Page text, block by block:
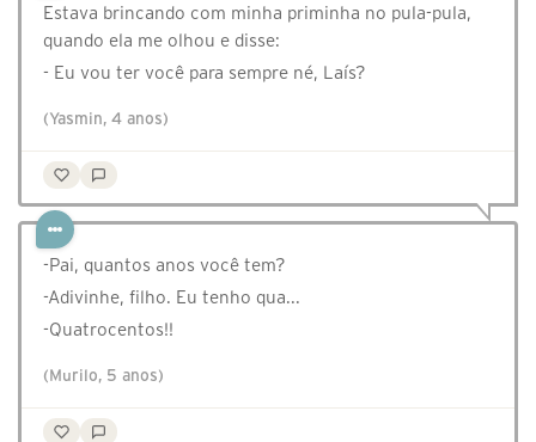
Estava brincando com minha priminha no pula-pula,
quando ela me olhou e disse:
- Eu vou ter você para sempre né, Laís?
(Yasmin, 4 anos)
-Pai, quantos anos você tem?
-Adivinhe, filho. Eu tenho qua...
-Quatrocentos!!
(Murilo, 5 anos)